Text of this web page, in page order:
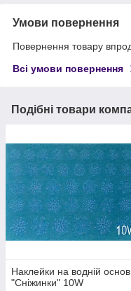
Умови повернення
Повернення товару
Всі умови повернення
Подібні товари
Наклейки на водній
"Сніжинки" 10W